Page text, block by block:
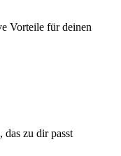
Vorteile für deinen
das zu dir passt